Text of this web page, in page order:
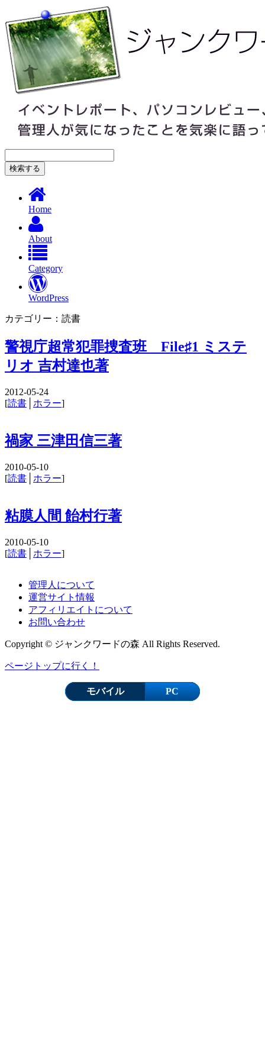
Home
About
Category
WordPress
カテゴリー：読書
警視庁超常犯罪捜査班 File♯1 ミステ
リオ 吉村達也著
2012-05-24
[読書 ホラー]
禍家 三津田信三著
2010-05-10
[読書 ホラー]
粘膜人間 飴村行著
2010-05-10
[読書 ホラー]
管理人について
運営サイト情報
アフィリエイトについて
お問い合わせ
Copyright © ジャンクワードの森 All Rights Reserved.
ページトップに行く！
モバイル PC